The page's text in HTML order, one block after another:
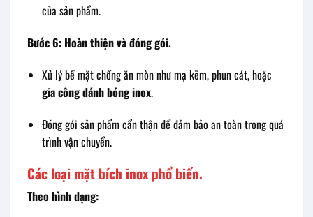
của sản phẩm.
Bước 6: Hoàn thiện và đóng gói.
Xử lý bề mặt chống ăn mòn như mạ kẽm, phun cát, hoặc
gia công đánh bóng inox.
Đóng gói sản phẩm cẩn thận để đảm bảo an toàn trong quá
trình vận chuyển.
Các loại mặt bích inox phổ biến.
Theo hình dạng: